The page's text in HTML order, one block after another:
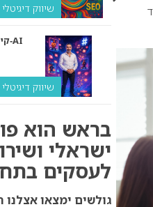
שיווק
קידום אתרים ל‑AI
שיווק
בראש הוא
ישראלי
לעסקים
גולשים ימצאו אצלנו